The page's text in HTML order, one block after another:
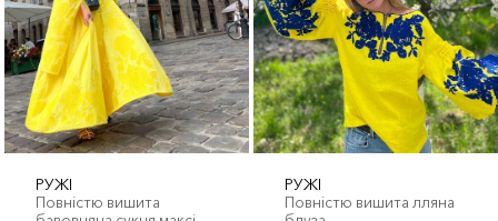
РУЖІ
Повністю вишита
РУЖІ
Повністю вишита лляна